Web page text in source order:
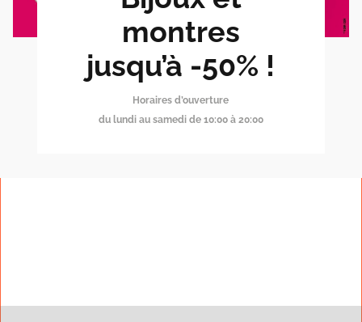
montres
jusqu’à -50% !
Horaires d’ouverture
du lundi au samedi de 10:00 à 20:00